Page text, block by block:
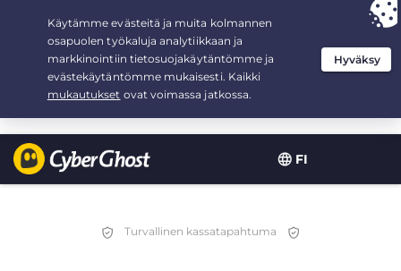
FI
Your choice:The Best Dealfor 2.1666666666667-years at $
/month
Turvallinen kassatapahtuma